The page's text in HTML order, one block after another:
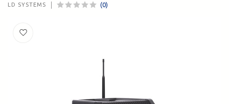
LD SYSTEMS (0)